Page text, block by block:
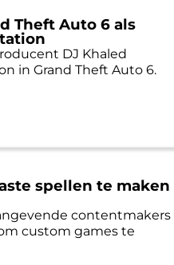
Theft Auto 6 als
DJ Khaled
in Grand Theft Auto 6.
spellen te maken
contentmakers
custom games te